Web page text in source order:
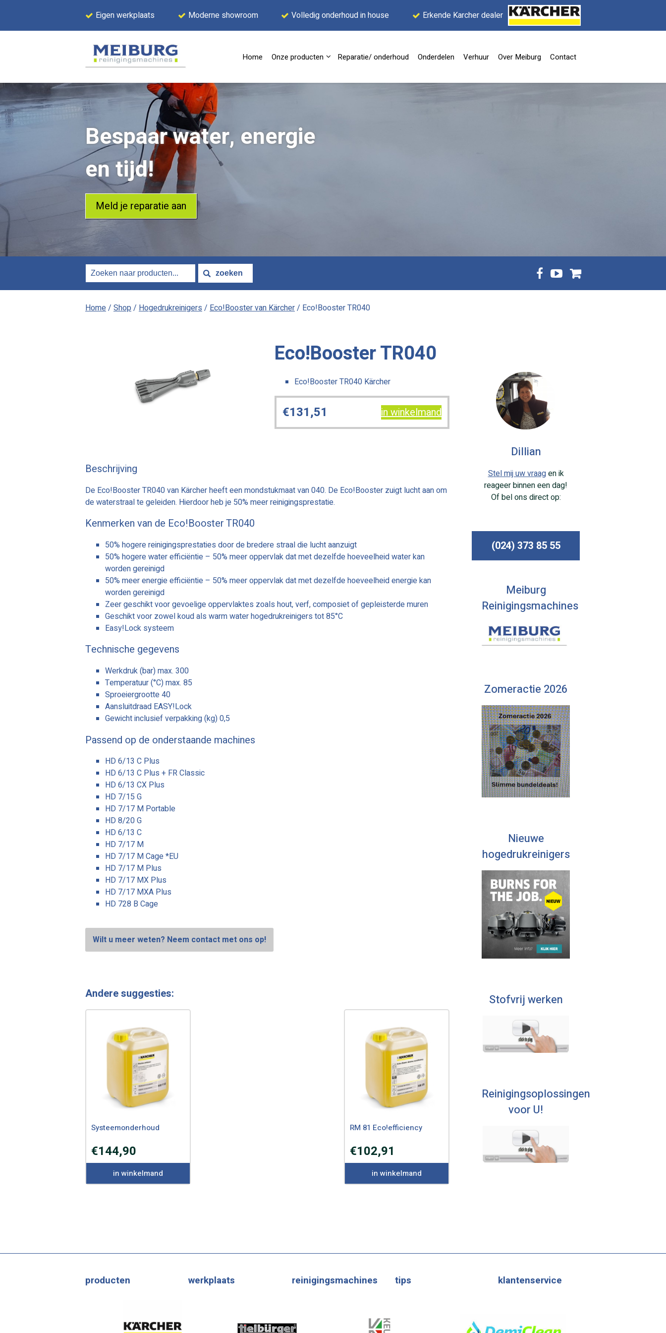
Eigen werkplaats Moderne showroom Volledig onderhoud in house Erkende Karcher dealer
Home Onze producten Reparatie/ onderhoud Onderdelen Verhuur Over Meiburg Contact
Bespaar water, energie
en tijd!
Meld je reparatie aan
Home/ Shop/ Hogedrukreinigers/ Eco!Booster van Kärcher/ Eco!Booster TR040
Eco!Booster TR040
Eco!Booster TR040 Kärcher
€131,51 in winkelmand
Beschrijving
De Eco!Booster TR040 van Kärcher heeft een mondstukmaat van 040. De Eco!Booster zuigt lucht aan om
de waterstraal te geleiden. Hierdoor heb je 50% meer reinigingsprestatie.
Kenmerken van de Eco!Booster TR040
50% hogere reinigingsprestaties door de bredere straal die lucht aanzuigt
50% hogere water efficiëntie – 50% meer oppervlak dat met dezelfde hoeveelheid water kan
worden gereinigd
50% meer energie efficiëntie – 50% meer oppervlak dat met dezelfde hoeveelheid energie kan
worden gereinigd
Zeer geschikt voor gevoelige oppervlaktes zoals hout, verf, composiet of gepleisterde muren
Geschikt voor zowel koud als warm water hogedrukreinigers tot 85°C
Easy!Lock systeem
Technische gegevens
Werkdruk (bar) max. 300
Temperatuur (°C) max. 85
Sproeiergrootte 40
Aansluitdraad EASY!Lock
Gewicht inclusief verpakking (kg) 0,5
Passend op de onderstaande machines
HD 6/13 C Plus
HD 6/13 C Plus + FR Classic
HD 6/13 CX Plus
HD 7/15 G
HD 7/17 M Portable
HD 8/20 G
HD 6/13 C
HD 7/17 M
HD 7/17 M Cage *EU
HD 7/17 M Plus
HD 7/17 MX Plus
HD 7/17 MXA Plus
HD 728 B Cage
Wilt u meer weten? Neem contact met ons op!
Andere suggesties:
Systeemonderhoud
€144,90
in winkelmand
RM 81 Eco!efficiency
€102,91
in winkelmand
Dillian
Stel mij uw vraagen ik
reageer binnen een dag!
Of bel ons direct op:
(024) 373 85 55
Meiburg
Reinigingsmachines
Zomeractie 2026
Nieuwe
hogedrukreinigers
Stofvrij werken
Reinigingsoplossingen
voor U!
producten werkplaats reinigingsmachines tips klantenservice